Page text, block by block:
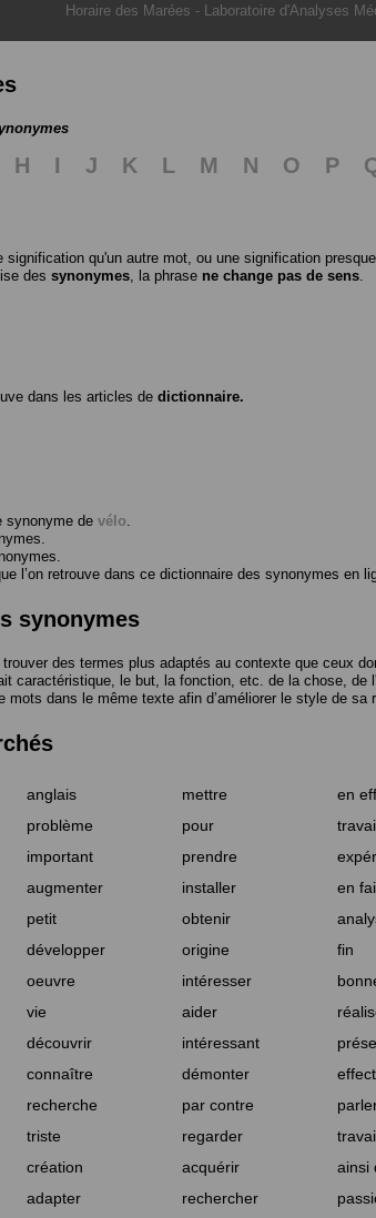
Horaire des Marées - Laboratoire d'Analyses
H I J K L M N O P
qu'un autre mot, ou une signification
des synonymes , la phrase ne change pas de sens
dans les articles de dictionnaire.
synonyme de vélo
l’on retrouve dans ce dictionnaire des synonymes en
synonymes
trouver des termes plus adaptés au contexte que ceux
caractéristique, le but, la fonction, etc. de la chose, de
mots dans le même texte afin d’améliorer le style de sa
anglais mettre en
problème pour
important prendre
augmenter installer en
petit obtenir
développer origine fin
oeuvre intéresser
vie aider
découvrir intéressant
connaître démonter
recherche par contre
triste regarder
création acquérir ainsi
adapter rechercher